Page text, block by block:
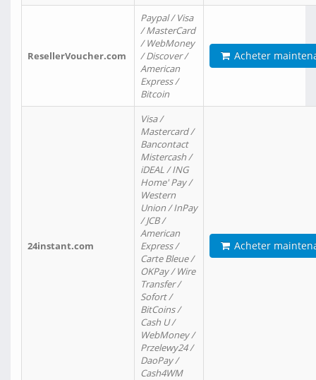
ResellerVoucher.com
Paypal / Visa
/ MasterCard
/ WebMoney
/ Discover /
American
Express /
Bitcoin
Acheter
24instant.com
Visa /
Mastercard /
Bancontact
Mistercash /
iDEAL / ING
Home' Pay /
Western
Union / InPay
/ JCB /
American
Express /
Carte Bleue /
OKPay / Wire
Transfer /
Sofort /
BitCoins /
Cash U /
WebMoney /
Przelewy24 /
DaoPay /
Cash4WM
Acheter